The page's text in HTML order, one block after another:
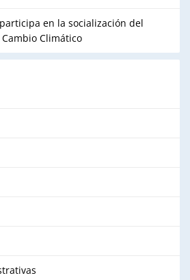
en la socialización del
Climático